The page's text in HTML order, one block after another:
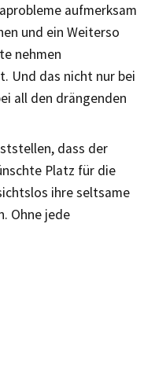
aufmerksam
und ein Weiterso
nehmen
Und das nicht nur bei
all den drängenden
dass der
Platz für die
ihre seltsame
Ohne jede